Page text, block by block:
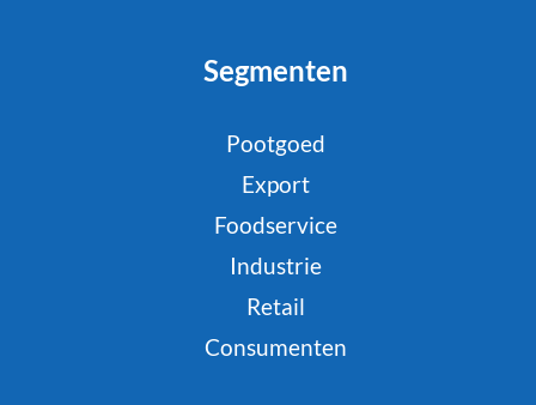
Segmenten
Pootgoed
Export
Foodservice
Industrie
Retail
Consumenten